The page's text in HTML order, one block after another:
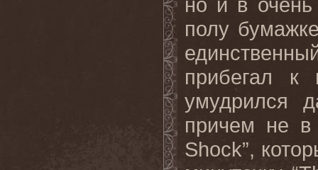
полу
прибегал к
умудрился
причем не в
Shock”,